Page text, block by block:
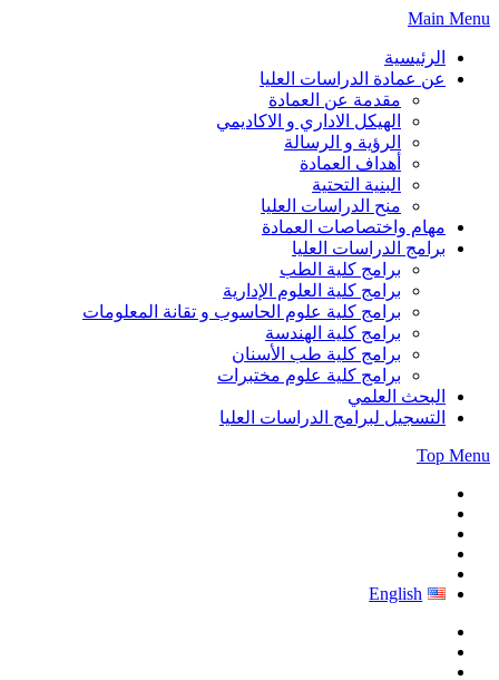
Skip
content
Main Menu
الرئيسية
عن عمادة الدراسات العليا
مقدمة عن العمادة
الهيكل الاداري و الاكاديمي
الرؤية و الرسالة
أهداف العمادة
البنية التحتية
منح الدراسات العليا
مهام واختصاصات العمادة
برامج الدراسات العليا
برامج كلية الطب
برامج كلية العلوم الإدارية
برامج كلية علوم الحاسوب و تقانة المعلومات
برامج كلية الهندسة
برامج كلية طب الأسنان
برامج كلية علوم مختبرات
البحث العلمي
التسجيل لبرامج الدراسات العليا
Top Menu
English